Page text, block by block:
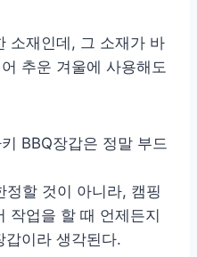
소재인데, 그 소재가 바
추운 겨울에 사용해도
BBQ장갑은 정말 부드
정할 것이 아니라, 캠핑
작업을 할 때 언제든지
갑이라 생각된다.